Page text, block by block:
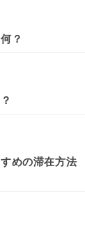
？
めの滞在方法